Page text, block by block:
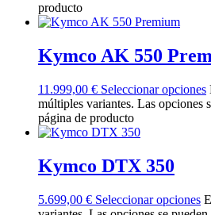
producto
Kymco AK 550
11.999,00 € Seleccionar opciones
múltiples variantes. Las opciones
página de producto
Kymco DTX 350
5.699,00 € Seleccionar opciones